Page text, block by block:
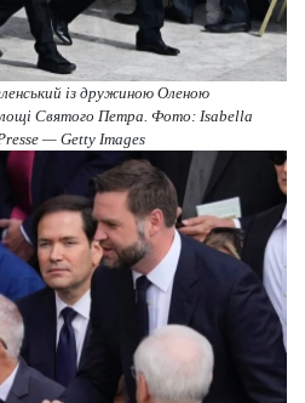
із дружиною Оленою
Святого Петра. Фото: Isabella
— Getty Images